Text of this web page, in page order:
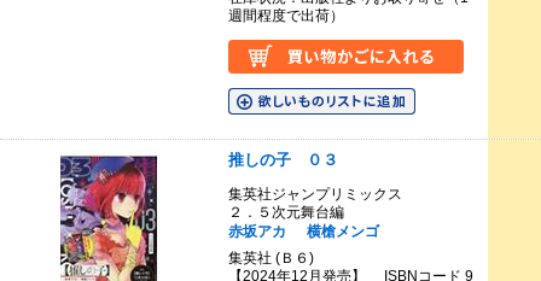
週間程度で出荷）
推しの子 ０３
集英社ジャンプリミックス
２．５次元舞台編
赤坂アカ
横槍メンゴ
集英社 (Ｂ６)
【2024年12月発売】 ISBNコード 9